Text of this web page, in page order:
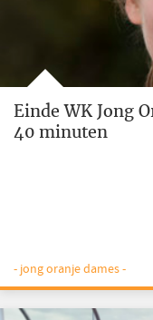
Einde WK Jong
40 minuten
- jong oranje dames -